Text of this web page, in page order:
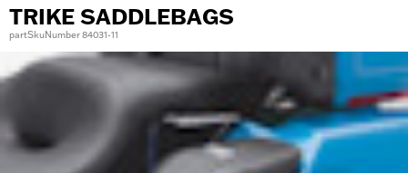
TRIKE SADDLEBAGS
partSkuNumber 84031-11